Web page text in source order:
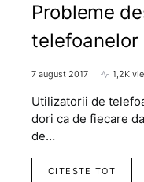
Probleme
telefoanelor
7 august 2017 1,2K
Utilizatorii de
dori ca de fiecare
de…
CITESTE TOT